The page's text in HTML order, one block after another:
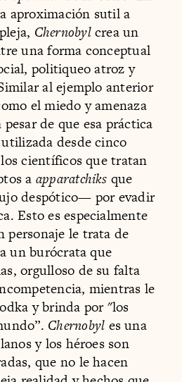
aproximación sutil a
Chernobylcrea un
una forma conceptual
politiqueo atroz y
al ejemplo anterior
el miedo y amenaza
de que esa práctica
desde cinco
científicos que tratan
a apparatchiks que
despótico— por evadir
Esto es especialmente
personaje le trata de
un burócrata que
orgulloso de su falta
mientras le
y brinda por "los
Chernobyl es una
y los héroes son
que no le hacen